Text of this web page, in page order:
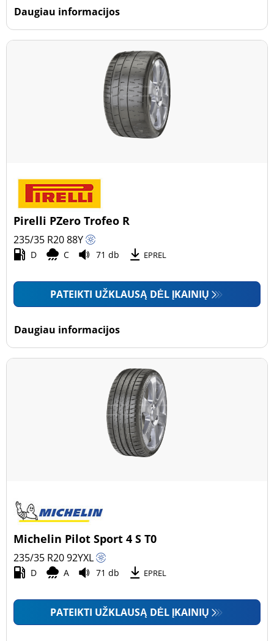
Daugiau informacijos
Pirelli PZero Trofeo R
235/35 R2088Y
D C 71 db EPREL
PATEIKTI UŽKLAUSĄ DĖL ĮKAINIŲ
Daugiau informacijos
Michelin Pilot Sport 4 S T0
235/35 R2092YXL
D A 71 db EPREL
PATEIKTI UŽKLAUSĄ DĖL ĮKAINIŲ